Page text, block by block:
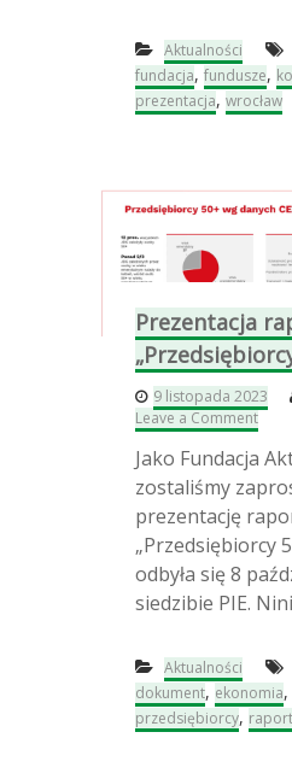
F
u
n
z
o
p
e
j
s
k
e
w
p
i
g
u
ł
c
Aktualności
fundacja, fundusze,
prezentacja, wrocław
Prezentacja
9 listopada 2023
Leave a Commento
n
P
r
e
z
e
n
a
r
a
Jako Fundacja
zostaliśmy
prezentację
„Przedsiębiorcy
odbyła się 8
siedzibie PIE.
Aktualności
dokument, ekonomia,
przedsiębiorcy, raport